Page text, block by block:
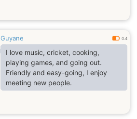
Guyane 0.4
I love music, cricket, cooking,
playing games, and going out.
Friendly and easy-going, I enjoy
meeting new people.